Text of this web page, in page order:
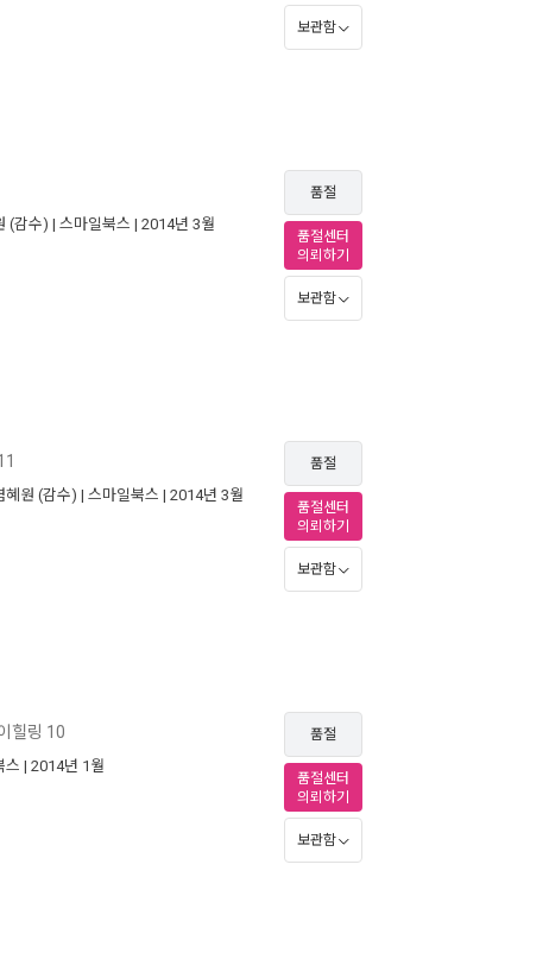
보관함
(감수) | 스마일북스 | 2014년 3월
품절
품절센터
의뢰하기
보관함
혜원 (감수) | 스마일북스 | 2014년 3월
품절
품절센터
의뢰하기
보관함
힐링 10
스 | 2014년 1월
품절
품절센터
의뢰하기
보관함